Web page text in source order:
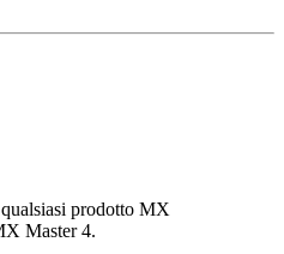
prodotto MX
Master 4.